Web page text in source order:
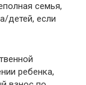
семья,
детей, если
ребенка,